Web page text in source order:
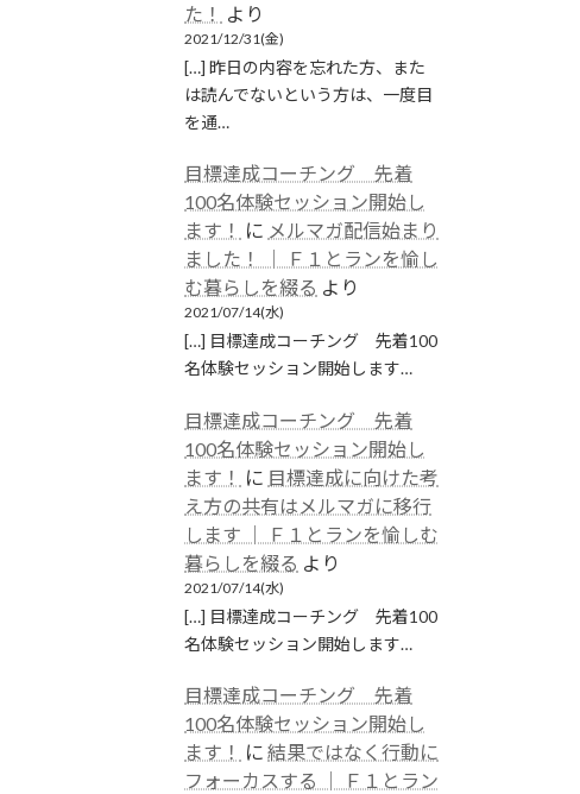
た！
より
2021/12/31(金)
[…] 昨日の内容を忘れた方、また
は読んでないという方は、一度目
を通…
目標達成コーチング 先着
100名体験セッション開始し
ます！
に メルマガ配信始まり
ました！ │ Ｆ１とランを愉し
む暮らしを綴る より
2021/07/14(水)
[…] 目標達成コーチング 先着100
名体験セッション開始します…
目標達成コーチング 先着
100名体験セッション開始し
ます！
に 目標達成に向けた考
え方の共有はメルマガに移行
します │ Ｆ１とランを愉しむ
暮らしを綴る より
2021/07/14(水)
[…] 目標達成コーチング 先着100
名体験セッション開始します…
目標達成コーチング 先着
100名体験セッション開始し
ます！
に結果ではなく行動に
フォーカスする │ Ｆ１とラン